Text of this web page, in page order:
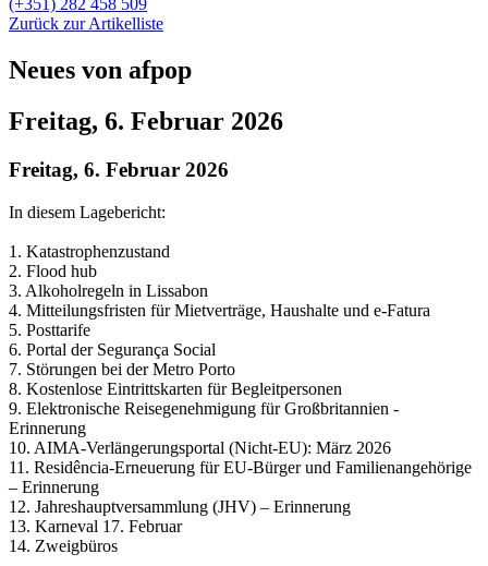
(+351) 282 458 509
Zurück zur Artikelliste
Neues von afpop
Freitag, 6. Februar 2026
Freitag, 6. Februar 2026
In diesem Lagebericht:
1. Katastrophenzustand
2. Flood hub
3. Alkoholregeln in Lissabon
4. Mitteilungsfristen für Mietverträge, Haushalte und e-Fatura
5. Posttarife
6. Portal der Segurança Social
7. Störungen bei der Metro Porto
8. Kostenlose Eintrittskarten für Begleitpersonen
9. Elektronische Reisegenehmigung für Großbritannien -
Erinnerung
10. AIMA-Verlängerungsportal (Nicht-EU): März 2026
11. Residência-Erneuerung für EU-Bürger und Familienangehörige
– Erinnerung
12. Jahreshauptversammlung (JHV) – Erinnerung
13. Karneval 17. Februar
14. Zweigbüros